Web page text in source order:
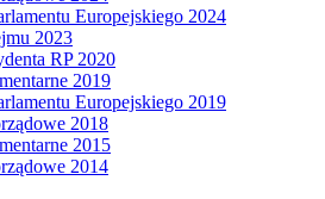
Europejskiego 2024
2023
RP 2020
2019
Europejskiego 2019
2018
2015
2014